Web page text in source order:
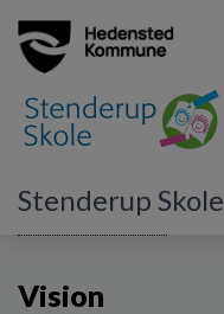
Stenderup Skole
Vores skole og SFO
Vision